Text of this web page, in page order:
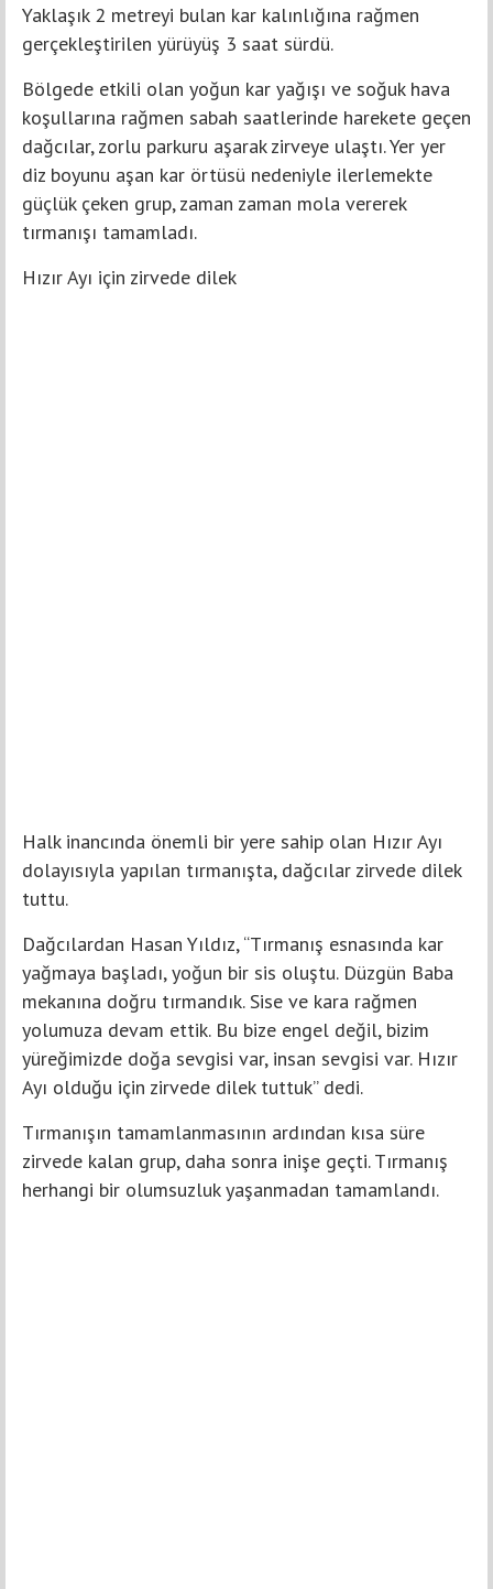
Yaklaşık 2 metreyi bulan kar kalınlığına rağmen
gerçekleştirilen yürüyüş 3 saat sürdü.
Bölgede etkili olan yoğun kar yağışı ve soğuk hava
koşullarına rağmen sabah saatlerinde harekete geçen
dağcılar, zorlu parkuru aşarak zirveye ulaştı. Yer yer
diz boyunu aşan kar örtüsü nedeniyle ilerlemekte
güçlük çeken grup, zaman zaman mola vererek
tırmanışı tamamladı.
Hızır Ayı için zirvede dilek
Halk inancında önemli bir yere sahip olan Hızır Ayı
dolayısıyla yapılan tırmanışta, dağcılar zirvede dilek
tuttu.
Dağcılardan Hasan Yıldız, “Tırmanış esnasında kar
yağmaya başladı, yoğun bir sis oluştu. Düzgün Baba
mekanına doğru tırmandık. Sise ve kara rağmen
yolumuza devam ettik. Bu bize engel değil, bizim
yüreğimizde doğa sevgisi var, insan sevgisi var. Hızır
Ayı olduğu için zirvede dilek tuttuk” dedi.
Tırmanışın tamamlanmasının ardından kısa süre
zirvede kalan grup, daha sonra inişe geçti. Tırmanış
herhangi bir olumsuzluk yaşanmadan tamamlandı.